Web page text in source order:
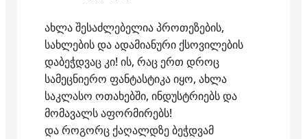
ახლა შესაძლებელია პროთეზების,
სახლების და ადამიანური ქსოვილების
დაბეჭდვაც კი! ის, რაც ერთ დროც
სამეცნიერო ფანტასტიკა იყო, ახლა
საკლასო ოთახებში, ინდუსტრიებს და
მომავალს აფორმირებს!
და როგორც ქაღალდზე ბეჭდვამ